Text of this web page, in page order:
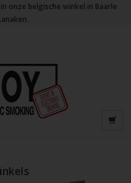
onze belgische winkel in Baarle